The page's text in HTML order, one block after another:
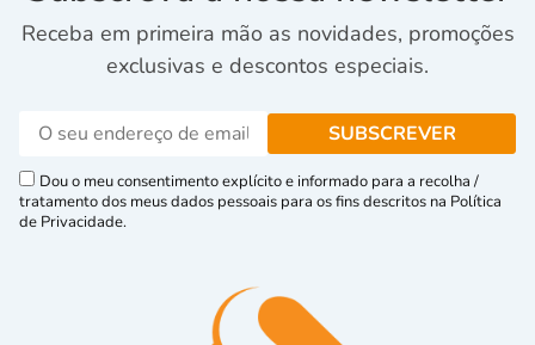
Receba em primeira mão as novidades, promoções
exclusivas e descontos especiais.
Dou o meu consentimento explícito e informado para a recolha /
tratamento dos meus dados pessoais para os fins descritos na Política
de Privacidade.